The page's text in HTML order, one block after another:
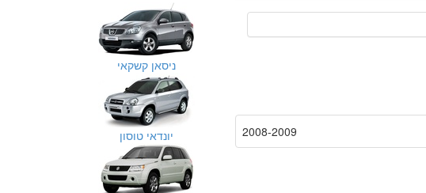
2008-2009
ניסאן קשקאי
יונדאי טוסון